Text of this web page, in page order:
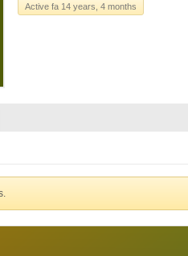
Active fa 14 years, 4 months